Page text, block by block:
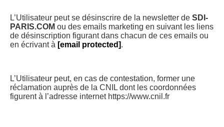
L’Utilisateur peut se désinscrire de la newsletter de SDI-
PARIS.COM ou des emails marketing en suivant les liens
de désinscription figurant dans chacun de ces emails ou
en écrivant à [email protected].
L’Utilisateur peut, en cas de contestation, former une
réclamation auprès de la CNIL dont les coordonnées
figurent à l’adresse internet https://www.cnil.fr